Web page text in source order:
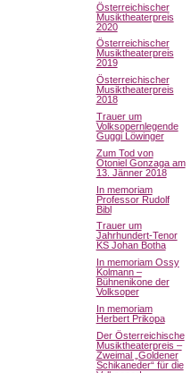
Österreichischer
Musiktheaterpreis
2020
Österreichischer
Musiktheaterpreis
2019
Österreichischer
Musiktheaterpreis
2018
Trauer um
Volksopernlegende
Guggi Löwinger
Zum Tod von
Otoniel Gonzaga am
13. Jänner 2018
In memoriam
Professor Rudolf
Bibl
Trauer um
Jahrhundert-Tenor
KS Johan Botha
In memoriam Ossy
Kolmann –
Bühnenikone der
Volksoper
In memoriam
Herbert Prikopa
Der Österreichische
Musiktheaterpreis –
Zweimal „Goldener
Schikaneder“ für die